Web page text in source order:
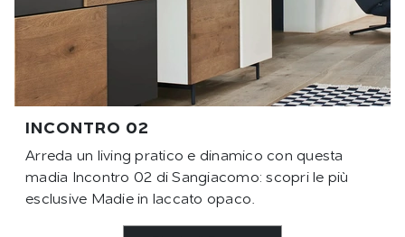
INCONTRO 02
Arreda un living pratico e dinamico con questa
madia Incontro 02 di Sangiacomo: scopri le più
esclusive Madie in laccato opaco.